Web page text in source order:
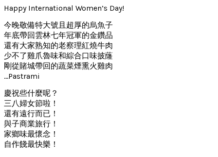
Happy International Women’s Day!
今晚敬備特大號且超厚的烏魚子
年底帶回雲林七年冠軍的金鑽品
還有大家熟知的老察理紅燒牛肉
少不了雞爪魯味和綜合口味披蕯
剛從賭城帶回的蔬菜煙熏火雞肉
…Pastrami
慶祝些什麼呢？
三八婦女節啦！
還有遠行而已！
與子商業旅行！
家鄉味最懷念！
自作餞最快樂！